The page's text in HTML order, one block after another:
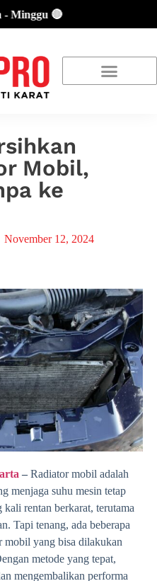
🔴
Mobil,
ke
November 12, 2024
– Radiator mobil adalah
menjaga suhu mesin tetap
rentan berkarat, terutama
Tapi tenang, ada beberapa
mobil yang bisa dilakukan
metode yang tepat,
mengembalikan performa